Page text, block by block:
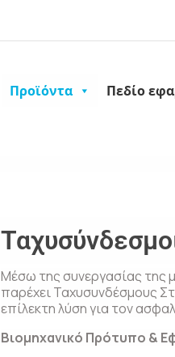
Προϊόντα Πεδίο
Μέσω της συνεργασίας της
παρέχει Ταχυσυνδέσμους
επίλεκτη λύση για τον
Βιομηχανικό Πρότυπο &